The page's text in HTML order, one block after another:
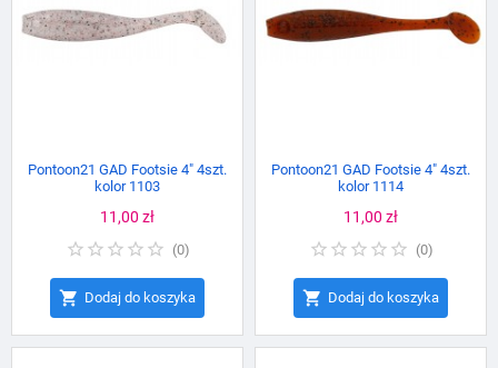
Pontoon21 GAD Footsie 4" 4szt.
kolor 1103
Cena
11,00 zł
(0)
 Dodaj do koszyka
Pontoon21 GAD Footsie 4" 4szt.
kolor 1114
Cena
11,00 zł
(0)
 Dodaj do koszyka